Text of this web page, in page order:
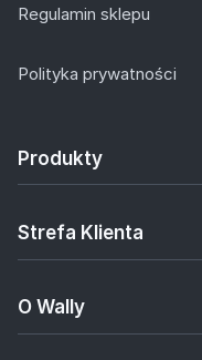
Regulamin sklepu
Polityka prywatności
Produkty
Strefa Klienta
O Wally